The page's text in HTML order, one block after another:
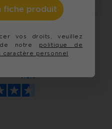
fiche produit
vos droits, veuillez
de notre politique de
caractère personnel